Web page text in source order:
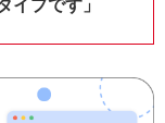
イプです」